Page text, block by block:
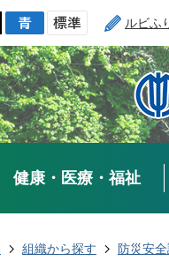
ルビふ
健康・医療・福祉
組織から探す 防災安全